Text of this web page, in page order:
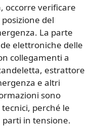
occorre verificare
del
La parte
elettroniche delle
collegamenti a
estrattore
e altri
sono
perché le
parti in tensione.